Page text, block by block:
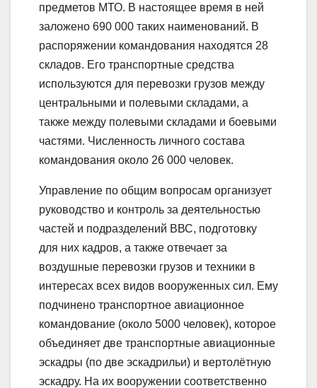
предметов МТО. В настоящее время в ней
заложено 690 000 таких наименований. В
распоряжении командования находятся 28
складов. Его транспортные средства
используются для перевозки грузов между
центральными и полевыми складами, а
также между полевыми складами и боевыми
частями. Численность личного состава
командования около 26 000 человек.
Управление по общим вопросам организует
руководство и контроль за деятельностью
частей и подразделений ВВС, подготовку
для них кадров, а также отвечает за
воздушные перевозки грузов и техники в
интересах всех видов вооруженных сил. Ему
подчинено транспортное авиационное
командование (около 5000 человек), которое
объединяет две транспортные авиационные
эскадры (по две эскадрильи) и вертолётную
эскадру. На их вооружении соответственно